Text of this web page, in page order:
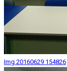
Img 20160629 154826